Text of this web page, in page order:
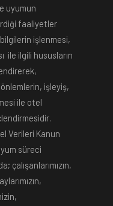
uyumun
faaliyetler
işlenmesi,
ile ilgili hususların
işleyiş,
ile otel
Verileri Kanun
süreci
çalışanlarımızın,